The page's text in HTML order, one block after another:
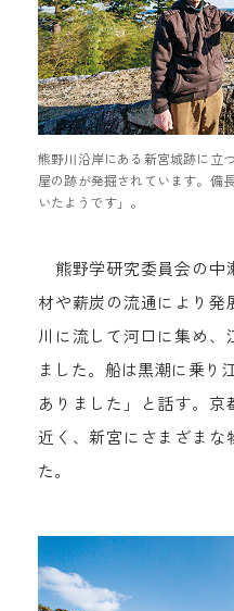
熊野川沿岸にある新宮城跡に立
屋の跡が発掘されています。備
いたようです」。
熊野学研究委員会の中
材や薪炭の流通により発
川に流して河口に集め、
ました。船は黒潮に乗り
ありました」と話す。京
近く、新宮にさまざまな
た。